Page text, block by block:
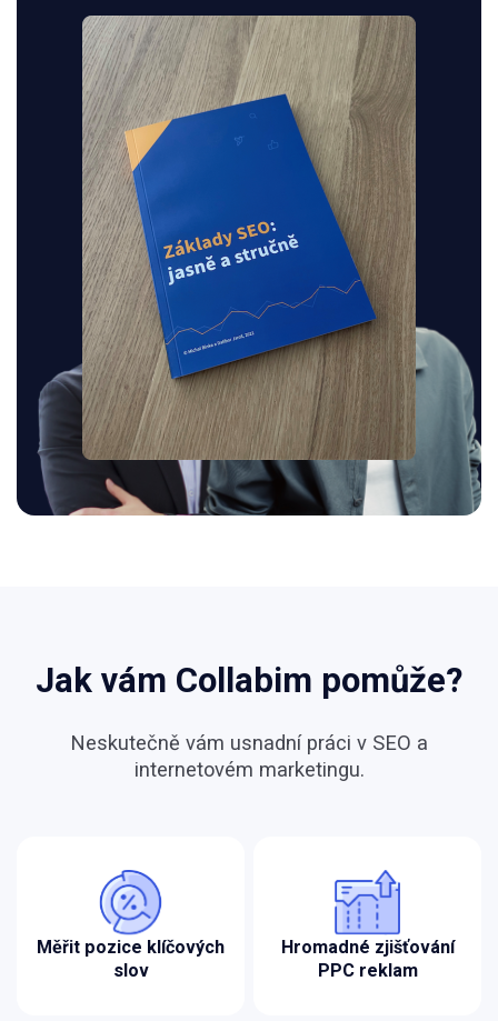
Jak vám Collabim pomůže?
Neskutečně vám usnadní práci v SEO a
internetovém marketingu.
Měřit pozice klíčových
slov
Hromadné zjišťování
PPC reklam